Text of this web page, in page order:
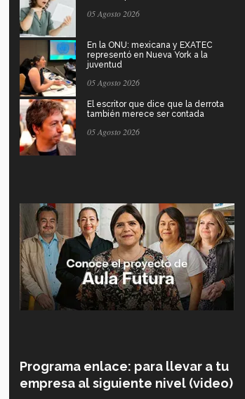
05 Agosto 2026
En la ONU: mexicana y EXATEC
representó en Nueva York a la
juventud
05 Agosto 2026
El escritor que dice que la derrota
también merece ser contada
05 Agosto 2026
Programa enlace: para llevar a tu
empresa al siguiente nivel (video)